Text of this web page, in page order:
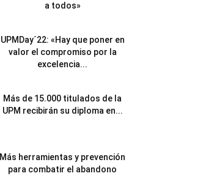
a todos»
UPMDay´22: «Hay que poner en
valor el compromiso por la
excelencia...
Más de 15.000 titulados de la
UPM recibirán su diploma en...
Más herramientas y prevención
para combatir el abandono